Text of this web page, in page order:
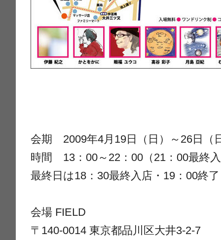
会期 2009年4月19日（日）～26日（
時間 13：00～22：00（21：00最終
最終日は18：30最終入店・19：00終了
会場 FIELD
〒140-0014 東京都品川区大井3-2-7